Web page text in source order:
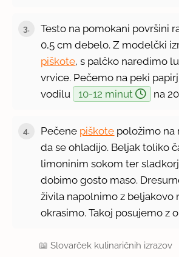
3.
Testo na pomokani površini
0,5 cm debelo. Z modelčki
piškote, s palčko naredimo
vrvice. Pečemo na peki
vodilu
10-12 minut na
4. Pečene piškote položimo na
da se ohladijo. Beljak toliko
limoninim sokom ter
dobimo gosto maso.
živila napolnimo z beljakovo
okrasimo. Takoj posujemo z
📖Slovarček kulinaričnih izrazov